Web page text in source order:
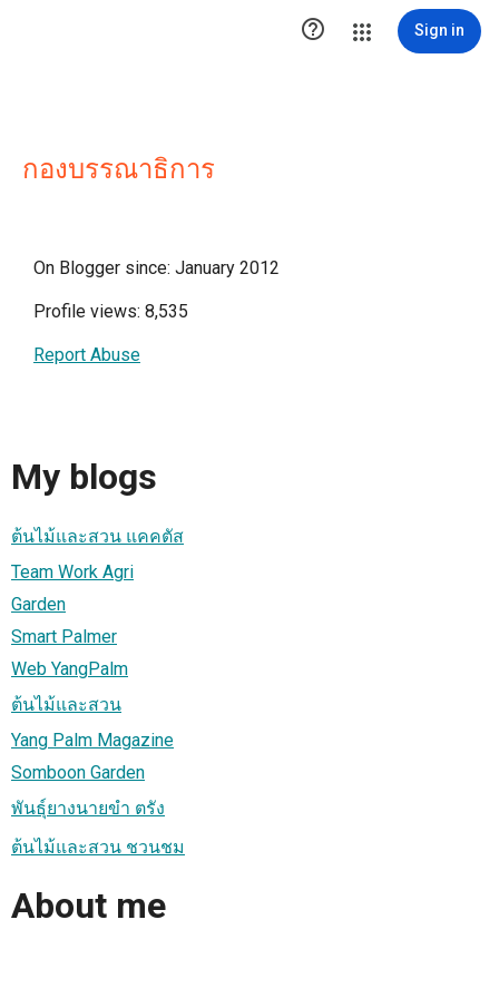
 Sign in
กองบรรณาธิการ
On Blogger since: January 2012
Profile views: 8,535
Report Abuse
My blogs
ต้นไม้และสวน แคคตัส
Team Work Agri
Garden
Smart Palmer
Web YangPalm
ต้นไม้และสวน
Yang Palm Magazine
Somboon Garden
พันธุ์ยางนายขำ ตรัง
ต้นไม้และสวน ชวนชม
About me